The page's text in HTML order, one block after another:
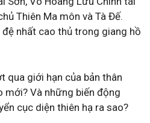
Thiên Ma môn và Tà Đế.
đệ nhất cao thủ trong giang hồ
qua giới hạn của bản thân
mới? Và những biến động
cục diện thiên hạ ra sao?